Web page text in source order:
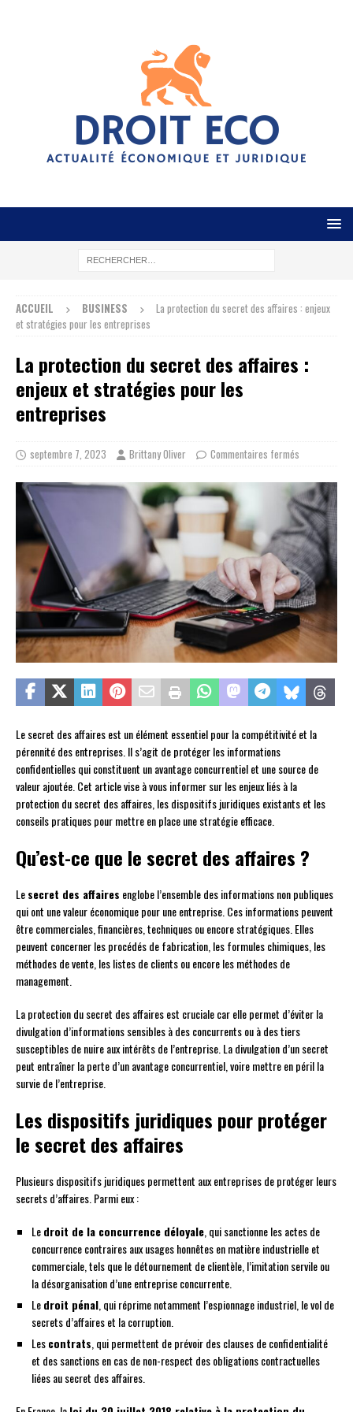
ACCUEIL BUSINESS
La protection du secret des affaires : enjeux
et stratégies pour les entreprises
La protection du secret des affaires :
enjeux et stratégies pour les
entreprises
septembre 7, 2023 Brittany Oliver Commentaires fermés
Le secret des affaires est un élément essentiel pour la compétitivité et la
pérennité des entreprises. Il s’agit de protéger les informations
confidentielles qui constituent un avantage concurrentiel et une source de
valeur ajoutée. Cet article vise à vous informer sur les enjeux liés à la
protection du secret des affaires, les dispositifs juridiques existants et les
conseils pratiques pour mettre en place une stratégie efficace.
Qu’est-ce que le secret des affaires ?
Lesecret des affaires englobe l’ensemble des informations non publiques
qui ont une valeur économique pour une entreprise. Ces informations peuvent
être commerciales, financières, techniques ou encore stratégiques. Elles
peuvent concerner les procédés de fabrication, les formules chimiques, les
méthodes de vente, les listes de clients ou encore les méthodes de
management.
La protection du secret des affaires est cruciale car elle permet d’éviter la
divulgation d’informations sensibles à des concurrents ou à des tiers
susceptibles de nuire aux intérêts de l’entreprise. La divulgation d’un secret
peut entraîner la perte d’un avantage concurrentiel, voire mettre en péril la
survie de l’entreprise.
Les dispositifs juridiques pour protéger
le secret des affaires
Plusieurs dispositifs juridiques permettent aux entreprises de protéger leurs
secrets d’affaires. Parmi eux :
Ledroit de la concurrence déloyale, qui sanctionne les actes de
concurrence contraires aux usages honnêtes en matière industrielle et
commerciale, tels que le détournement de clientèle, l’imitation servile ou
la désorganisation d’une entreprise concurrente.
Ledroit pénal, qui réprime notamment l’espionnage industriel, le vol de
secrets d’affaires et la corruption.
Lescontrats, qui permettent de prévoir des clauses de confidentialité
et des sanctions en cas de non-respect des obligations contractuelles
liées au secret des affaires.